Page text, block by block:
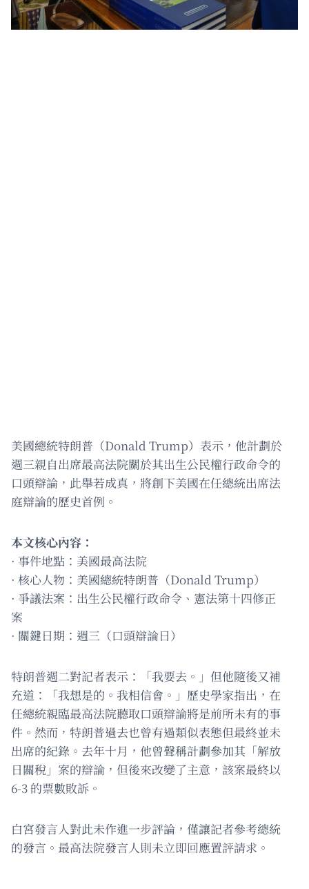
美國總統特朗普（Donald Trump）表示，他計劃於
週三親自出席最高法院關於其出生公民權行政命令的
口頭辯論，此舉若成真，將創下美國在任總統出席法
庭辯論的歷史首例。
本文核心內容：
· 事件地點：美國最高法院
· 核心人物：美國總統特朗普（Donald Trump）
· 爭議法案：出生公民權行政命令、憲法第十四修正
案
· 關鍵日期：週三（口頭辯論日）
特朗普週二對記者表示：「我要去。」但他隨後又補
充道：「我想是的。我相信會。」歷史學家指出，在
任總統親臨最高法院聽取口頭辯論將是前所未有的事
件。然而，特朗普過去也曾有過類似表態但最終並未
出席的紀錄。去年十月，他曾聲稱計劃參加其「解放
日關稅」案的辯論，但後來改變了主意，該案最終以
6-3 的票數敗訴。
白宮發言人對此未作進一步評論，僅讓記者參考總統
的發言。最高法院發言人則未立即回應置評請求。